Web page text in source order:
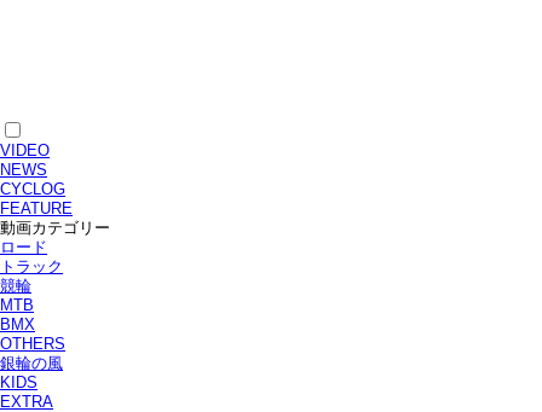
VIDEO
NEWS
CYCLOG
FEATURE
動画カテゴリー
ロード
トラック
競輪
MTB
BMX
OTHERS
銀輪の風
KIDS
EXTRA